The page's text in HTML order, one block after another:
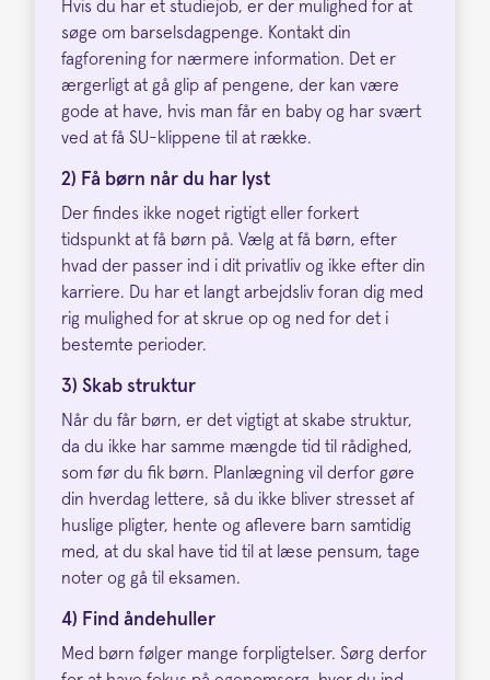
Hvis du har et studiejob, er der mulighed for at
søge om barselsdagpenge. Kontakt din
fagforening for nærmere information. Det er
ærgerligt at gå glip af pengene, der kan være
gode at have, hvis man får en baby og har svært
ved at få SU-klippene til at række.
2) Få børn når du har lyst
Der findes ikke noget rigtigt eller forkert
tidspunkt at få børn på. Vælg at få børn, efter
hvad der passer ind i dit privatliv og ikke efter din
karriere. Du har et langt arbejdsliv foran dig med
rig mulighed for at skrue op og ned for det i
bestemte perioder.
3) Skab struktur
Når du får børn, er det vigtigt at skabe struktur,
da du ikke har samme mængde tid til rådighed,
som før du fik børn. Planlægning vil derfor gøre
din hverdag lettere, så du ikke bliver stresset af
huslige pligter, hente og aflevere barn samtidig
med, at du skal have tid til at læse pensum, tage
noter og gå til eksamen.
4) Find åndehuller
Med børn følger mange forpligtelser. Sørg derfor